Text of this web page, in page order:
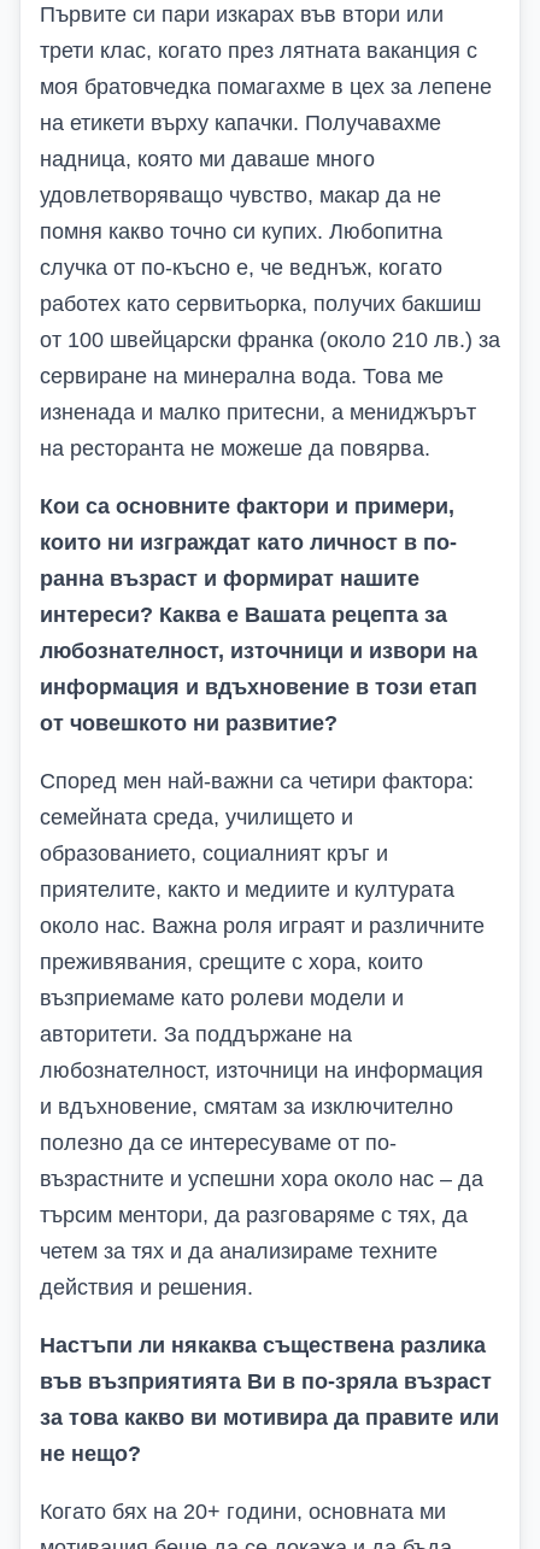
Първите си пари изкарах във втори или
трети клас, когато през лятната ваканция с
моя братовчедка помагахме в цех за лепене
на етикети върху капачки. Получавахме
надница, която ми даваше много
удовлетворяващо чувство, макар да не
помня какво точно си купих. Любопитна
случка от по-късно е, че веднъж, когато
работех като сервитьорка, получих бакшиш
от 100 швейцарски франка (около 210 лв.) за
сервиране на минерална вода. Това ме
изненада и малко притесни, а мениджърът
на ресторанта не можеше да повярва.
Кои са основните фактори и примери,
които ни изграждат като личност в по-
ранна възраст и формират нашите
интереси? Каква е Вашата рецепта за
любознателност, източници и извори на
информация и вдъхновение в този етап
от човешкото ни развитие?
Според мен най-важни са четири фактора:
семейната среда, училището и
образованието, социалният кръг и
приятелите, както и медиите и културата
около нас. Важна роля играят и различните
преживявания, срещите с хора, които
възприемаме като ролеви модели и
авторитети. За поддържане на
любознателност, източници на информация
и вдъхновение, смятам за изключително
полезно да се интересуваме от по-
възрастните и успешни хора около нас – да
търсим ментори, да разговаряме с тях, да
четем за тях и да анализираме техните
действия и решения.
Настъпи ли някаква съществена разлика
във възприятията Ви в по-зряла възраст
за това какво ви мотивира да правите или
не нещо?
Когато бях на 20+ години, основната ми